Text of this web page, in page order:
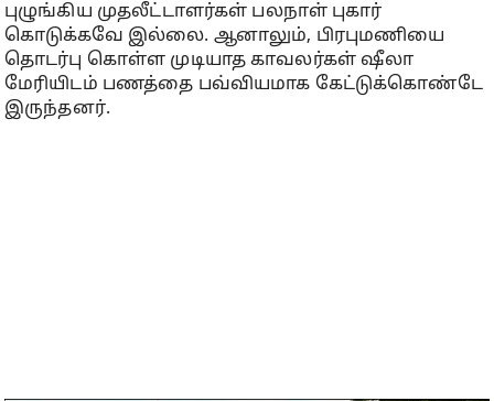
புழுங்கிய முதலீட்டாளர்கள் பலநாள் புகார்
கொடுக்கவே இல்லை. ஆனாலும், பிரபுமணியை
தொடர்பு கொள்ள முடியாத காவலர்கள் ஷீலா
மேரியிடம் பணத்தை பவ்வியமாக கேட்டுக்கொண்டே
இருந்தனர்.